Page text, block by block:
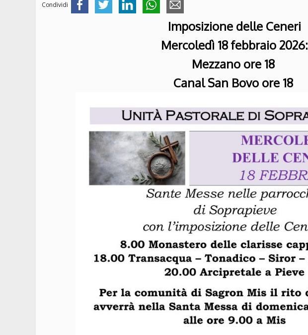
Condividi
Imposizione delle Ceneri
Mercoledì 18 febbraio 2026:
Mezzano ore 18
Canal San Bovo ore 18